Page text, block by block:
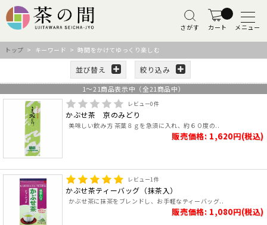
さがす カート メニュー
トップ > キーワード > 時間をかけてゆっくり楽しむ
並び替え 絞り込み
1～21商品表示中（全21商品中）
レビュー0件
かぶせ茶 京のみどり
美味しい飲み方 茶葉８ｇを急須に入れ、約６０度の..
販売価格: 1,620円(税込)
レビュー1件
かぶせ茶ティーバッグ（抹茶入）
かぶせ茶に抹茶をブレンドし、お手軽なティーバッグ..
販売価格: 1,080円(税込)